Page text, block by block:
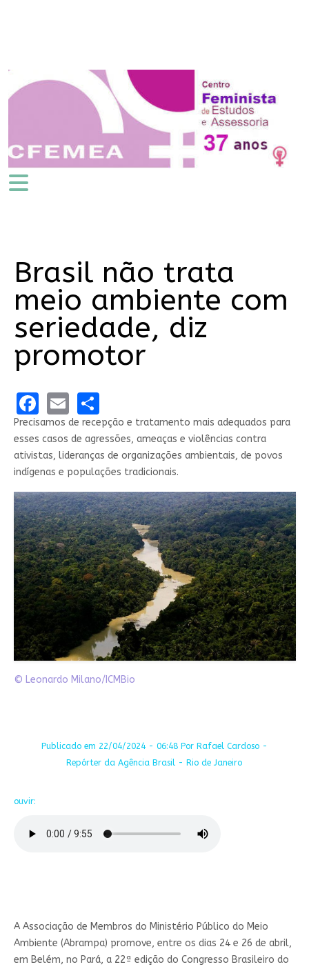
Brasil não trata
meio ambiente com
seriedade, diz
promotor
Facebook
EmailShare
Precisamos de recepção e tratamento mais adequados para
esses casos de agressões, ameaças e violências contra
ativistas, lideranças de organizações ambientais, de povos
indígenas e populações tradicionais.
© Leonardo Milano/ICMBio
Publicado em 22/04/2024 - 06:48 Por Rafael Cardoso -
Repórter da Agência Brasil - Rio de Janeiro
ouvir:
A Associação de Membros do Ministério Público do Meio
Ambiente (Abrampa) promove, entre os dias 24 e 26 de abril,
em Belém, no Pará, a 22ª edição do Congresso Brasileiro do